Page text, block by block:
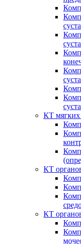
КТ мягких
КТ
КТ